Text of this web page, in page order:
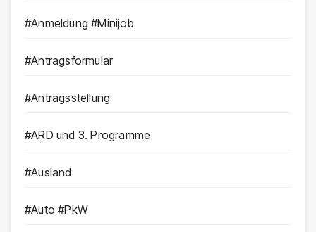
#Anmeldung #Minijob
#Antragsformular
#Antragsstellung
#ARD und 3. Programme
#Ausland
#Auto #PkW